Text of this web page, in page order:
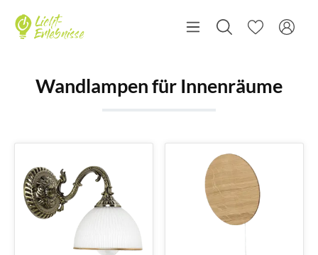
Wandlampen für Innenräume